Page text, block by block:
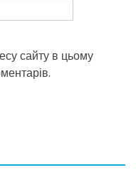
сайту в цьому